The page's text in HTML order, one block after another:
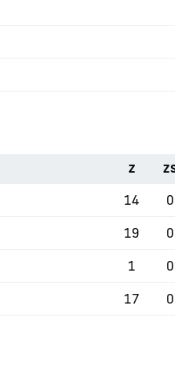
Z
14 0
19 0
1 0
17 0